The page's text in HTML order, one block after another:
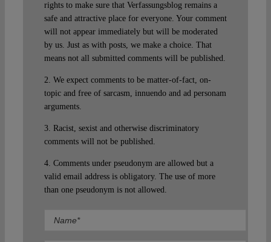
rights to make sure that Verfassungsblog remains a
safe and attractive place for everyone. Your comment
will not appear immediately but will be moderated
by us. Just as with posts, we make a choice. That
means not all submitted comments will be published.
2. We expect comments to be matter-of-fact, on-
topic and free of sarcasm, innuendo and ad personam
arguments.
3. Racist, sexist and otherwise discriminatory
comments will not be published.
4. Comments under pseudonym are allowed but a
valid email address is obligatory. The use of more
than one pseudonym is not allowed.